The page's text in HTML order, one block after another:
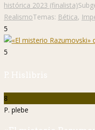
histórica 2023 (finalista)
RealismoTemas: Bética,
5
5
P. Hislibris
8
P. plebe